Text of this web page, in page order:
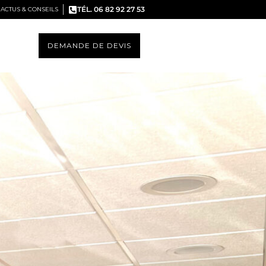
ACTUS & CONSEILS TÉL. 06 82 92 27 53
DEMANDE DE DEVIS